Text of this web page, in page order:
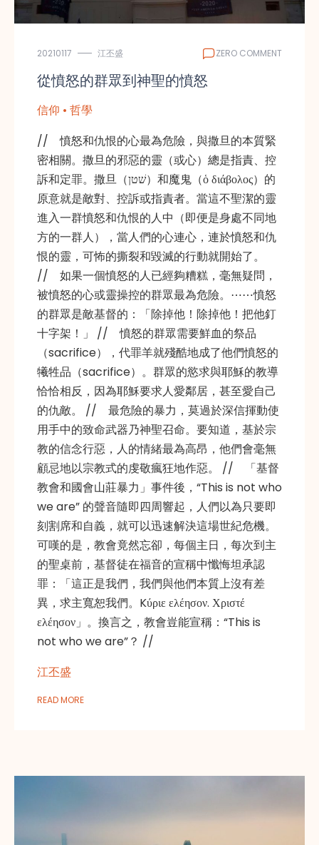
20210117 江丕盛 ZERO COMMENT
從憤怒的群眾到神聖的憤怒
信仰 • 哲學
// 憤怒和仇恨的心最為危險，與撒旦的本質緊
密相關。撒旦的邪惡的靈（或心）總是指責、控
訴和定罪。撒旦（שׁטן）和魔鬼（ὁ διάβολος）的
原意就是敵對、控訴或指責者。當這不聖潔的靈
進入一群憤怒和仇恨的人中（即便是身處不同地
方的一群人），當人們的心連心，連於憤怒和仇
恨的靈，可怖的撕裂和毀滅的行動就開始了。
// 如果一個憤怒的人已經夠糟糕，毫無疑問，
被憤怒的心或靈操控的群眾最為危險。⋯⋯憤怒
的群眾是敵基督的：「除掉他！除掉他！把他釘
十字架！」 // 憤怒的群眾需要鮮血的祭品
（sacrifice），代罪羊就殘酷地成了他們憤怒的
犧牲品（sacrifice）。群眾的慾求與耶穌的教導
恰恰相反，因為耶穌要求人愛鄰居，甚至愛自己
的仇敵。 // 最危險的暴力，莫過於深信揮動使
用手中的致命武器乃神聖召命。要知道，基於宗
教的信念行惡，人的情緒最為高昂，他們會毫無
顧忌地以宗教式的虔敬瘋狂地作惡。 // 「基督
教會和國會山莊暴力」事件後，“This is not who
we are” 的聲音隨即四周響起，人們以為只要即
刻割席和自義，就可以迅速解決這場世紀危機。
可嘆的是，教會竟然忘卻，每個主日，每次到主
的聖桌前，基督徒在福音的宣稱中懺悔坦承認
罪：「這正是我們，我們與他們本質上沒有差
異，求主寬恕我們。Kύριε ελέησον. Χριστέ
ελέησον」。換言之，教會豈能宣稱：“This is
not who we are”？ //
江丕盛
READ MORE